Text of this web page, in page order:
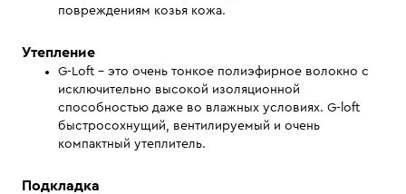
повреждениям козья кожа.
Утепление
G-Loft - это очень тонкое полиэфирное волокно с
исключительно высокой изоляционной
способностью даже во влажных условиях. G-loft
быстросохнущий, вентилируемый и очень
компактный утеплитель.
Подкладка